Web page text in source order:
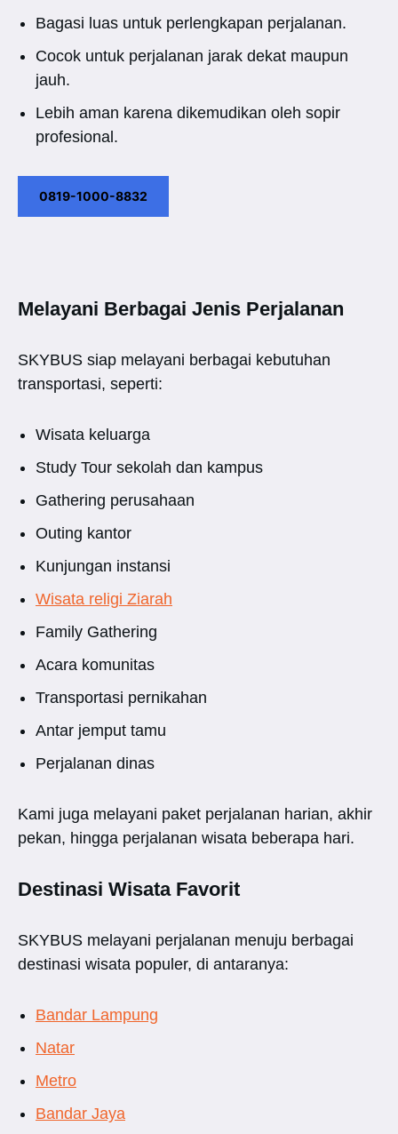
Bagasi luas untuk perlengkapan perjalanan.
Cocok untuk perjalanan jarak dekat maupun
jauh.
Lebih aman karena dikemudikan oleh sopir
profesional.
0819-1000-8832
Melayani Berbagai Jenis Perjalanan
SKYBUS siap melayani berbagai kebutuhan
transportasi, seperti:
Wisata keluarga
Study Tour sekolah dan kampus
Gathering perusahaan
Outing kantor
Kunjungan instansi
Wisata religi Ziarah
Family Gathering
Acara komunitas
Transportasi pernikahan
Antar jemput tamu
Perjalanan dinas
Kami juga melayani paket perjalanan harian, akhir
pekan, hingga perjalanan wisata beberapa hari.
Destinasi Wisata Favorit
SKYBUS melayani perjalanan menuju berbagai
destinasi wisata populer, di antaranya:
Bandar Lampung
Natar
Metro
Bandar Jaya